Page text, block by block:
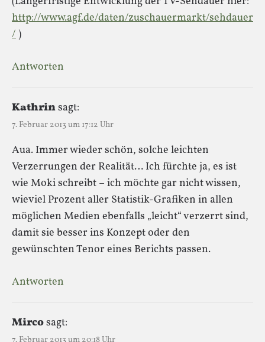
http://www.agf.de/daten/zuschauermarkt/sehdauer
/ )
Antworten
Kathrinsagt:
7. Februar 2013 um 17:12 Uhr
Aua. Immer wieder schön, solche leichten
Verzerrungen der Realität… Ich fürchte ja, es ist
wie Moki schreibt – ich möchte gar nicht wissen,
wieviel Prozent aller Statistik-Grafiken in allen
möglichen Medien ebenfalls „leicht“ verzerrt sind,
damit sie besser ins Konzept oder den
gewünschten Tenor eines Berichts passen.
Antworten
Mircosagt: